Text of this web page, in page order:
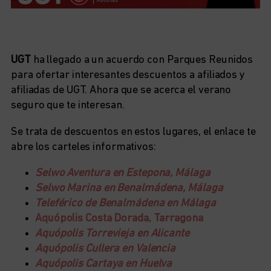
UGT ha llegado a un acuerdo con Parques Reunidos
para ofertar interesantes descuentos a afiliados y
afiliadas de UGT. Ahora que se acerca el verano
seguro que te interesan.
Se trata de descuentos en estos lugares, el enlace te
abre los carteles informativos:
Selwo Aventura en Estepona, Málaga
Selwo Marina en Benalmádena, Málaga
Teleférico de Benalmádena en Málaga
Aquópolis Costa Dorada, Tarragona
Aquópolis Torrevieja en Alicante
Aquópolis Cullera en Valencia
Aquópolis Cartaya en Huelva